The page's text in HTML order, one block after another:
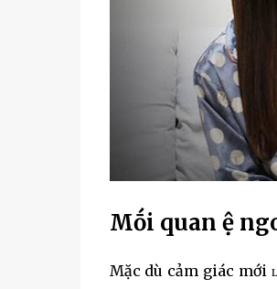
Mṓi quan Һệ
Mặc dù cảm giác mới ʟạ